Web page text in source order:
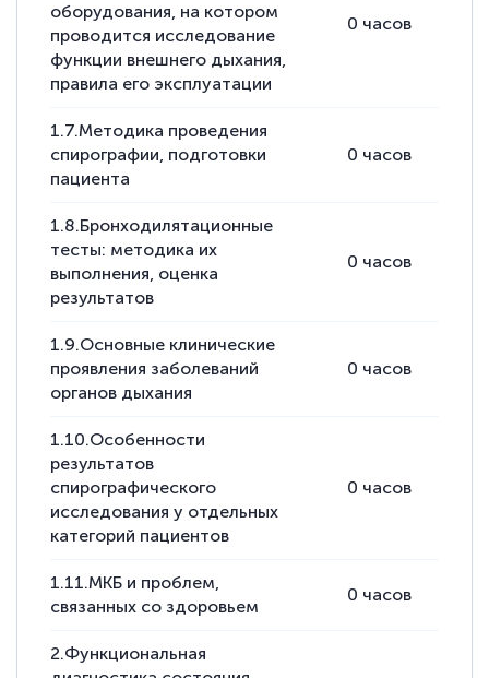
оборудования, на котором
проводится исследование
функции внешнего дыхания,
правила его эксплуатации
0 часов
1.7.Методика проведения
спирографии, подготовки
пациента
0 часов
1.8.Бронходилятационные
тесты: методика их
выполнения, оценка
результатов
0 часов
1.9.Основные клинические
проявления заболеваний
органов дыхания
0 часов
1.10.Особенности
результатов
спирографического
исследования у отдельных
категорий пациентов
0 часов
1.11.МКБ и проблем,
связанных со здоровьем
0 часов
2.Функциональная